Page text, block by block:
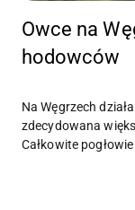
Owce na
hodowców
Na Węgrzech
zdecydowana
Całkowite